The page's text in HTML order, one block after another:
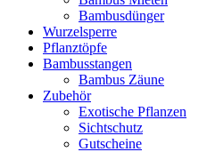
Bambusdünger
Wurzelsperre
Pflanztöpfe
Bambusstangen
Bambus Zäune
Zubehör
Exotische Pflanzen
Sichtschutz
Gutscheine